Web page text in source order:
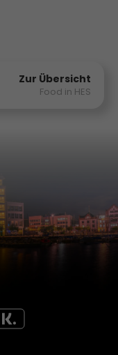
Zur Übersicht
Food in HES